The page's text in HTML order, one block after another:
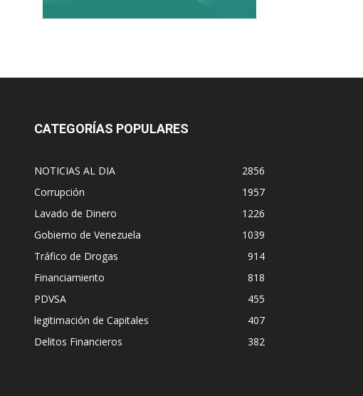
CATEGORÍAS POPULARES
NOTICIAS AL DIA
2856
Corrupción
1957
Lavado de Dinero
1226
Gobierno de Venezuela
1039
Tráfico de Drogas
914
Financiamiento
818
PDVSA
455
legitimación de Capitales
407
Delitos Financieros
382